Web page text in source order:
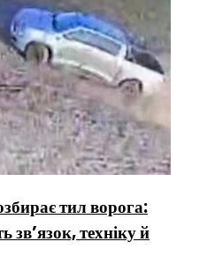
тил ворога:
техніку й